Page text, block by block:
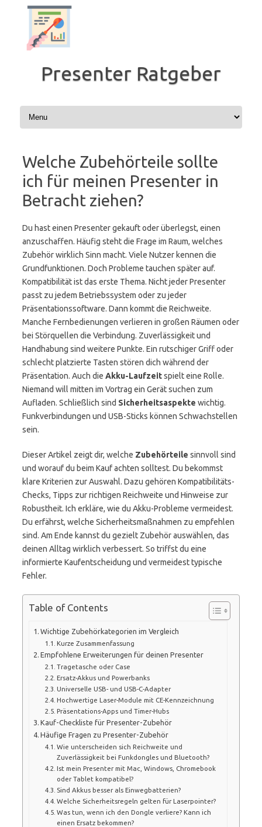
Zum
Inhalt
springen
Presenter Ratgeber
Welche Zubehörteile sollte
ich für meinen Presenter in
Betracht ziehen?
Du hast einen Presenter gekauft oder überlegst, einen
anzuschaffen. Häufig steht die Frage im Raum, welches
Zubehör wirklich Sinn macht. Viele Nutzer kennen die
Grundfunktionen. Doch Probleme tauchen später auf.
Kompatibilität ist das erste Thema. Nicht jeder Presenter
passt zu jedem Betriebssystem oder zu jeder
Präsentationssoftware. Dann kommt die Reichweite.
Manche Fernbedienungen verlieren in großen Räumen oder
bei Störquellen die Verbindung. Zuverlässigkeit und
Handhabung sind weitere Punkte. Ein rutschiger Griff oder
schlecht platzierte Tasten stören dich während der
Präsentation. Auch die Akku-Laufzeitspielt eine Rolle.
Niemand will mitten im Vortrag ein Gerät suchen zum
Aufladen. Schließlich sind Sicherheitsaspekte wichtig.
Funkverbindungen und USB-Sticks können Schwachstellen
sein.
Dieser Artikel zeigt dir, welche Zubehörteile sinnvoll sind
und worauf du beim Kauf achten solltest. Du bekommst
klare Kriterien zur Auswahl. Dazu gehören Kompatibilitäts-
Checks, Tipps zur richtigen Reichweite und Hinweise zur
Robustheit. Ich erkläre, wie du Akku-Probleme vermeidest.
Du erfährst, welche Sicherheitsmaßnahmen zu empfehlen
sind. Am Ende kannst du gezielt Zubehör auswählen, das
deinen Alltag wirklich verbessert. So triffst du eine
informierte Kaufentscheidung und vermeidest typische
Fehler.
Table of Contents
Wichtige Zubehörkategorien im Vergleich
Kurze Zusammenfassung
Empfohlene Erweiterungen für deinen Presenter
Tragetasche oder Case
Ersatz-Akkus und Powerbanks
Universelle USB- und USB-C-Adapter
Hochwertige Laser-Module mit CE-Kennzeichnung
Präsentations-Apps und Timer-Hubs
Kauf-Checkliste für Presenter-Zubehör
Häufige Fragen zu Presenter-Zubehör
Wie unterscheiden sich Reichweite und
Zuverlässigkeit bei Funkdongles und Bluetooth?
Ist mein Presenter mit Mac, Windows, Chromebook
oder Tablet kompatibel?
Sind Akkus besser als Einwegbatterien?
Welche Sicherheitsregeln gelten für Laserpointer?
Was tun, wenn ich den Dongle verliere? Kann ich
einen Ersatz bekommen?